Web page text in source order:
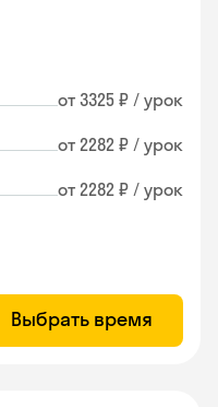
от 3325 ₽ / урок
от 2282 ₽ / урок
от 2282 ₽ / урок
Выбрать время